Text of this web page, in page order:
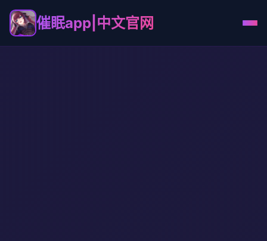
催眠app|中文官网